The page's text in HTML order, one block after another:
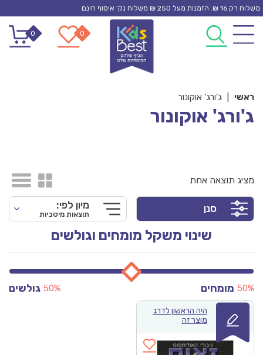
Skip
content
משלוח רק 16 ₪. הזמנות מעל 250 ₪ משלוח נק’ איסוף חינם
0
0
ראשי ג'ורג' אוקונור
ג'ורג' אוקונור
מציג תוצאה אחת
סנן מיון לפי:
תוצאות מיטביות
שינוי משקל מומחים וגולשים
מומחים 50% גולשים 50%
היה הראשון לדרג
מוצר זה